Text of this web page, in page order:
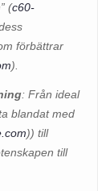
(c60-
förbättrar
).
: Från ideal
blandat med
)) till
till